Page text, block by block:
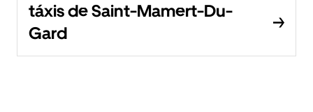
táxis de Saint-Mamert-Du-
Gard